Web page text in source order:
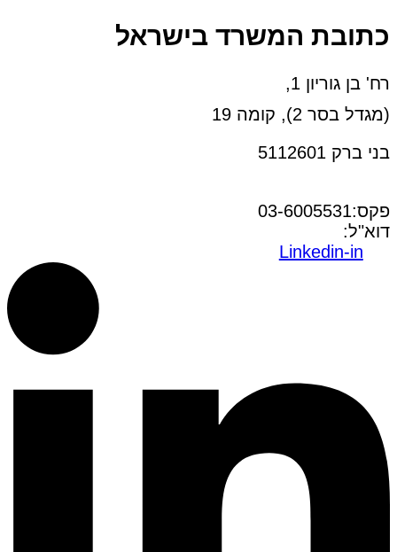
כתובת המשרד בישראל
רח' בן גוריון 1,
(מגדל בסר 2), קומה 19
בני ברק 5112601
פקס:03-6005531
דוא"ל:
Linkedin-in